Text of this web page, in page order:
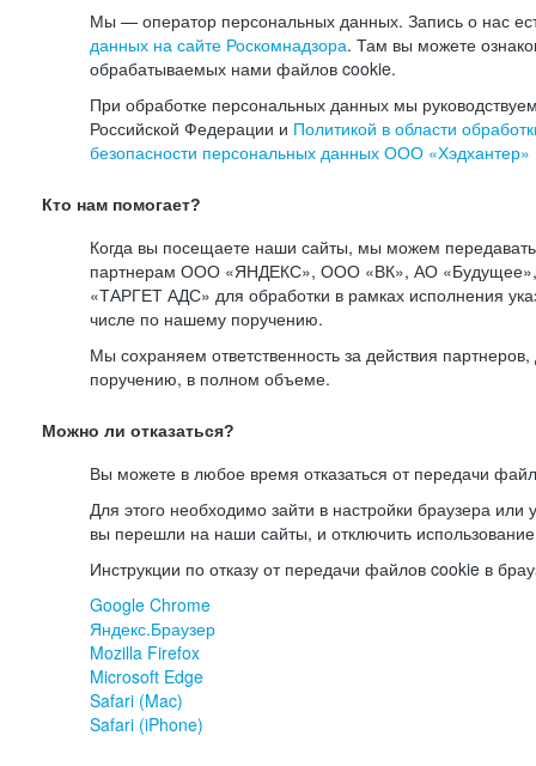
Мы — оператор персональных данных. Запись о нас
данных на сайте Роскомнадзора. Там вы можете
обрабатываемых нами файлов cookie.
При обработке персональных данных мы
Российской Федерации и Политикой в области
безопасности персональных данных ООО «Хэдхантер»
Кто нам помогает?
Когда вы посещаете наши сайты, мы можем
партнерам ООО «ЯНДЕКС», ООО «ВК», АО
«ТАРГЕТ АДС» для обработки в рамках исполнения
числе по нашему поручению.
Мы сохраняем ответственность за действия
поручению, в полном объеме.
Можно ли отказаться?
Вы можете в любое время отказаться от передачи
Для этого необходимо зайти в настройки браузера или
вы перешли на наши сайты, и отключить
Инструкции по отказу от передачи файлов cookie в
Google Chrome
Яндекс.Браузер
Mozilla Firefox
Microsoft Edge
Safari (Mac)
Safari (iPhone)